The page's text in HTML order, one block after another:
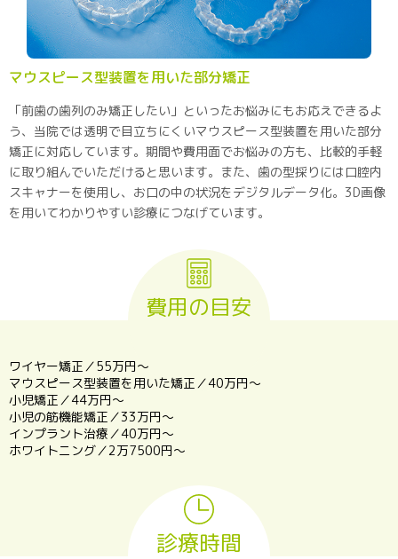
マウスピース型装置を用いた部分矯正
「前歯の歯列のみ矯正したい」といったお悩みにもお応えできるよ
う、当院では透明で目立ちにくいマウスピース型装置を用いた部分
矯正に対応しています。期間や費用面でお悩みの方も、比較的手軽
に取り組んでいただけると思います。また、歯の型採りには口腔内
スキャナーを使用し、お口の中の状況をデジタルデータ化。3D画像
を用いてわかりやすい診療につなげています。
費用の目安
ワイヤー矯正／55万円～
マウスピース型装置を用いた矯正／40万円～
小児矯正／44万円～
小児の筋機能矯正／33万円～
インプラント治療／40万円～
ホワイトニング／2万7500円～
診療時間